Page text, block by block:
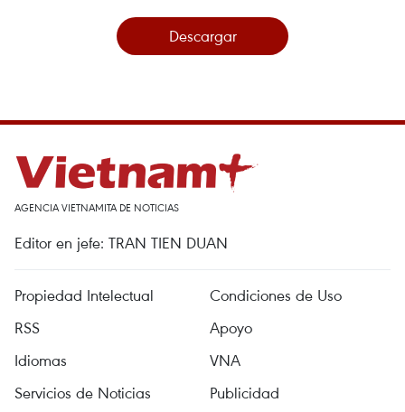
Descargar
AGENCIA VIETNAMITA DE NOTICIAS
Editor en jefe: TRAN TIEN DUAN
Propiedad Intelectual
Condiciones de Uso
RSS
Apoyo
Idiomas
VNA
Servicios de Noticias
Publicidad